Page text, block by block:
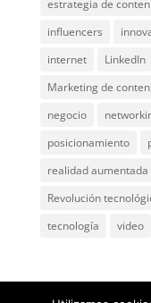
estrategia de
influencers
internet
LinkedIn
Marketing de
negocio
posicionamiento
realidad aumentada
Revolución
tecnología
video